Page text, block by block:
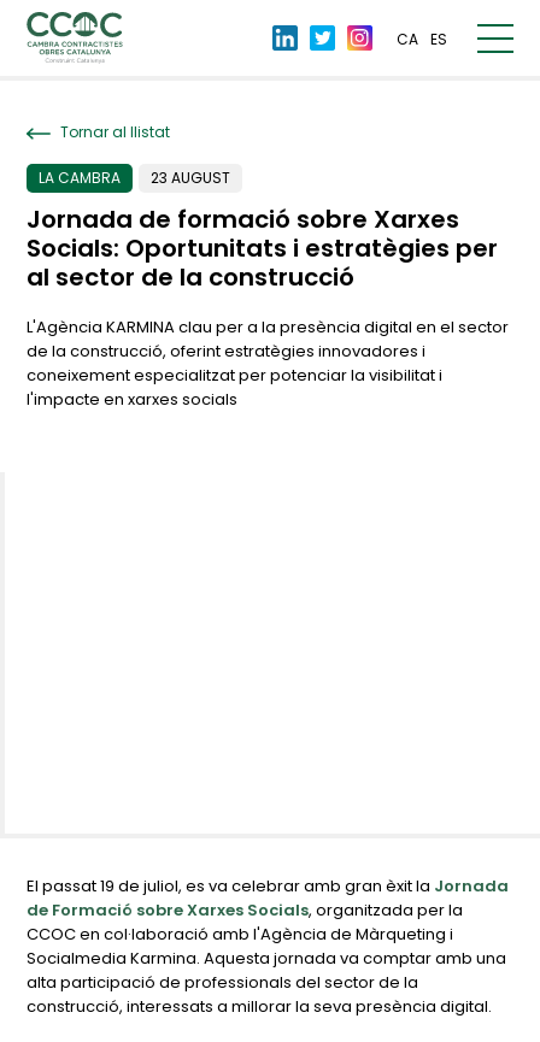
CA ES
Tornar al llistat
LA CAMBRA 23 AUGUST
Jornada de formació sobre Xarxes
Socials: Oportunitats i estratègies per
al sector de la construcció
L'Agència KARMINA clau per a la presència digital en el sector
de la construcció, oferint estratègies innovadores i
coneixement especialitzat per potenciar la visibilitat i
l'impacte en xarxes socials
El passat 19 de juliol, es va celebrar amb gran èxit la Jornada
de Formació sobre Xarxes Socials, organitzada per la
CCOC en col·laboració amb l'Agència de Màrqueting i
Socialmedia Karmina. Aquesta jornada va comptar amb una
alta participació de professionals del sector de la
construcció, interessats a millorar la seva presència digital.